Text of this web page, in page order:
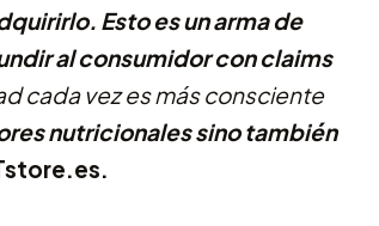
Esto es un arma de
al consumidor con claims
cada vez es más consciente
nutricionales sino también